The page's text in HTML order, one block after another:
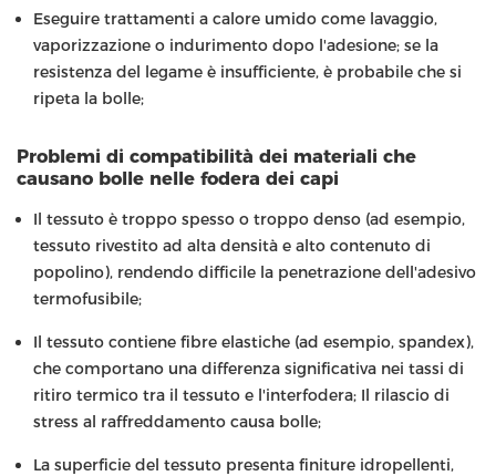
Eseguire trattamenti a calore umido come lavaggio,
vaporizzazione o indurimento dopo l'adesione; se la
resistenza del legame è insufficiente, è probabile che si
ripeta la bolle;
Problemi di compatibilità dei materiali che
causano bolle nelle fodera dei capi
Il tessuto è troppo spesso o troppo denso (ad esempio,
tessuto rivestito ad alta densità e alto contenuto di
popolino), rendendo difficile la penetrazione dell'adesivo
termofusibile;
Il tessuto contiene fibre elastiche (ad esempio, spandex),
che comportano una differenza significativa nei tassi di
ritiro termico tra il tessuto e l'interfodera; Il rilascio di
stress al raffreddamento causa bolle;
La superficie del tessuto presenta finiture idropellenti,